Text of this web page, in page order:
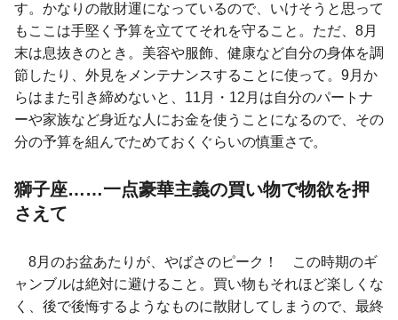
す。かなりの散財運になっているので、いけそうと思って
もここは手堅く予算を立ててそれを守ること。ただ、8月
末は息抜きのとき。美容や服飾、健康など自分の身体を調
節したり、外見をメンテナンスすることに使って。9月か
らはまた引き締めないと、11月・12月は自分のパートナ
ーや家族など身近な人にお金を使うことになるので、その
分の予算を組んでためておくぐらいの慎重さで。
獅子座……一点豪華主義の買い物で物欲を押
さえて
8月のお盆あたりが、やばさのピーク！ この時期のギ
ャンブルは絶対に避けること。買い物もそれほど楽しくな
く、後で後悔するようなものに散財してしまうので、最終